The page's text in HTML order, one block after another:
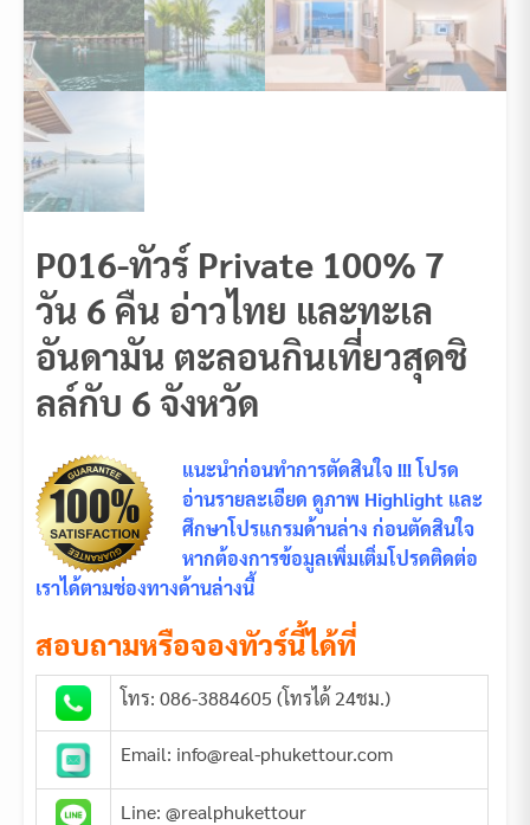
P016-ทัวร์ Private 100% 7
วัน 6 คืน อ่าวไทย และทะเล
อันดามัน ตะลอนกินเที่ยวสุดชิ
ลล์กับ 6 จังหวัด
แนะนำก่อนทำการตัดสินใจ !!! โปรด
อ่านรายละเอียด ดูภาพ Highlight และ
ศึกษาโปรแกรมด้านล่าง ก่อนตัดสินใจ
หากต้องการข้อมูลเพิ่มเติ่มโปรดติดต่อ
เราได้ตามช่องทางด้านล่างนี้
สอบถามหรือจองทัวร์นี้ได้ที่
โทร: 086-3884605 (โทรได้ 24ชม.)
Email: info@real-phukettour.com
Line: @realphukettour